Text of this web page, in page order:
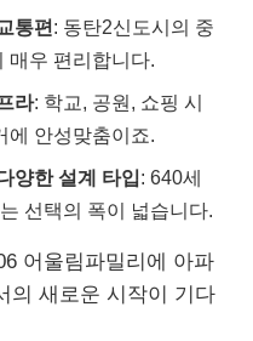
통편: 동탄2신도시의 중
매우 편리합니다.
라: 학교, 공원, 쇼핑 시
안성맞춤이죠.
양한 설계 타입: 640세
선택의 폭이 넓습니다.
어울림파밀리에 아파
의 새로운 시작이 기다